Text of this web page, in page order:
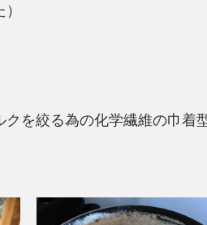
を絞る為の化学繊維の巾着